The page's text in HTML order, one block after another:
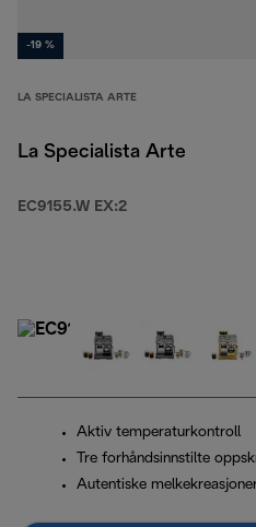
-19 %
LA SPECIALISTA ARTE
La Specialista Arte
EC9155.W EX:2
Aktiv temperaturkontroll
Tre forhåndsinnstilte
Autentiske